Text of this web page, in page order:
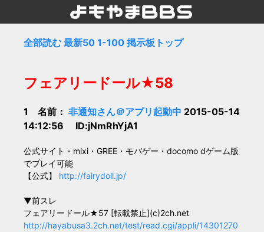
全部読む 最新50 1-100 掲示板トップ
フェアリードール★58
1 名前： 非通知さん＠アプリ起動中 2015-05-14
14:12:56 ID:jNmRhYjA1
公式サイト・mixi・GREE・モバゲー・docomo dゲーム版
でプレイ可能
【公式】 http://fairydoll.jp/
▼前スレ
フェアリードール★57 [転載禁止](c)2ch.net
http://hayabusa3.2ch.net/test/read.cgi/appli/14301270